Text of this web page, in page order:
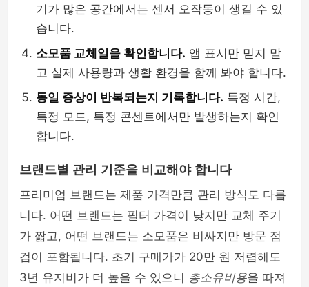
기가 많은 공간에서는 센서 오작동이 생길 수 있
습니다.
소모품 교체일을 확인합니다. 앱 표시만 믿지 말
고 실제 사용량과 생활 환경을 함께 봐야 합니다.
동일 증상이 반복되는지 기록합니다. 특정 시간,
특정 모드, 특정 콘센트에서만 발생하는지 확인
합니다.
브랜드별 관리 기준을 비교해야 합니다
프리미엄 브랜드는 제품 가격만큼 관리 방식도 다릅
니다. 어떤 브랜드는 필터 가격이 낮지만 교체 주기
가 짧고, 어떤 브랜드는 소모품은 비싸지만 방문 점
검이 포함됩니다. 초기 구매가가 20만 원 저렴해도
3년 유지비가 더 높을 수 있으니 총소유비용을 따져